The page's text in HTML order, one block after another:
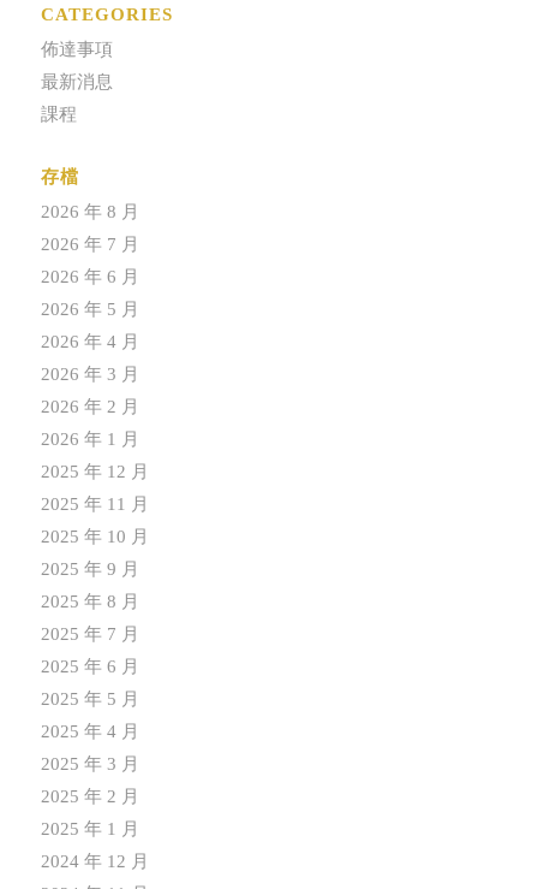
CATEGORIES
佈達事項
最新消息
課程
存檔
2026 年 8 月
2026 年 7 月
2026 年 6 月
2026 年 5 月
2026 年 4 月
2026 年 3 月
2026 年 2 月
2026 年 1 月
2025 年 12 月
2025 年 11 月
2025 年 10 月
2025 年 9 月
2025 年 8 月
2025 年 7 月
2025 年 6 月
2025 年 5 月
2025 年 4 月
2025 年 3 月
2025 年 2 月
2025 年 1 月
2024 年 12 月